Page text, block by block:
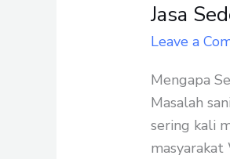
Jasa
Leave a
Mengapa
Masalah
sering kali
Jasa
Sedot
Murah
Widang
Tuban
Terbaik